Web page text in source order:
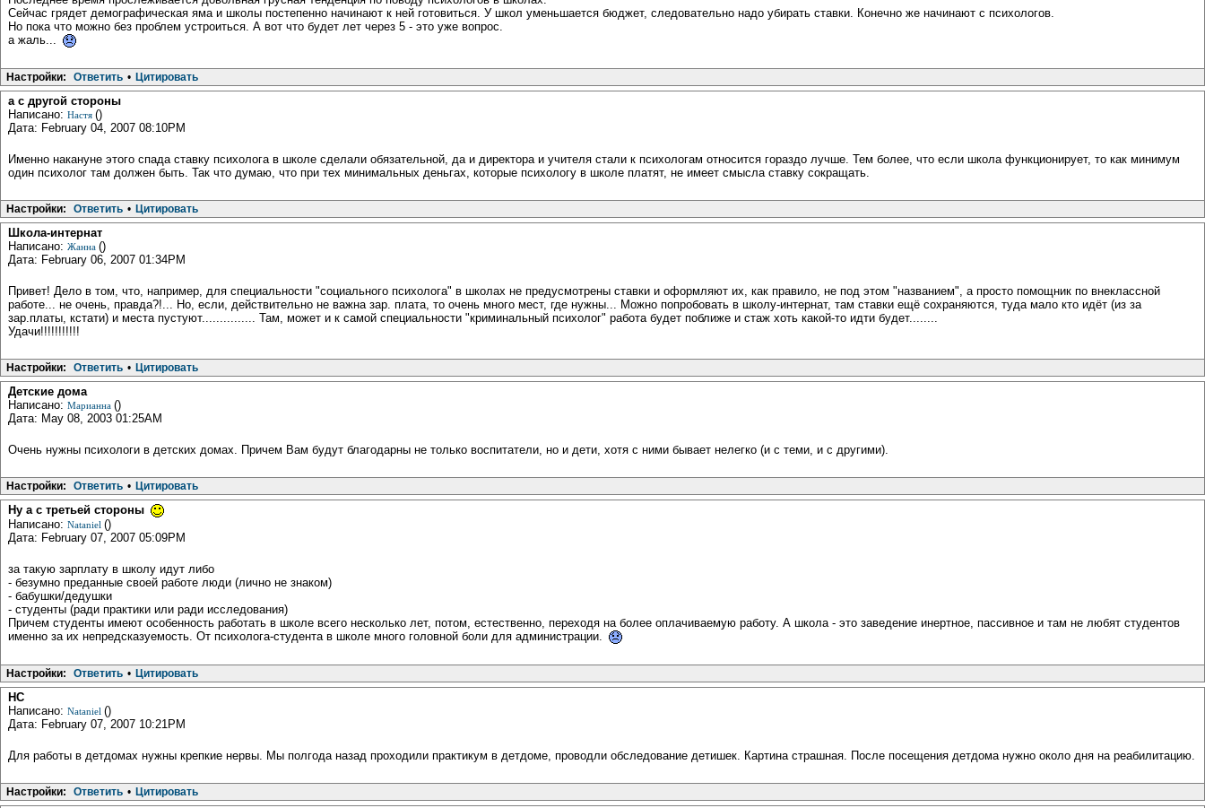
Сейчас грядет демографическая яма и школы постепенно начинают к ней готовиться. У школ уменьшается бюджет, следовательно надо убирать ставки. Конечно же начинают с психологов.
Но пока что можно без проблем устроиться. А вот что будет лет через 5 - это уже вопрос.
а жаль...
Настройки: Ответить • Цитировать
а с другой стороны
Написано: Настя ()
Дата: February 04, 2007 08:10PM
Именно накануне этого спада ставку психолога в школе сделали обязательной, да и директора и учителя стали к психологам относится гораздо лучше. Тем более, что если школа функционирует, то как минимум
один психолог там должен быть. Так что думаю, что при тех минимальных деньгах, которые психологу в школе платят, не имеет смысла ставку сокращать.
Настройки: Ответить • Цитировать
Школа-интернат
Написано: Жанна ()
Дата: February 06, 2007 01:34PM
Привет! Дело в том, что, например, для специальности "социального психолога" в школах не предусмотрены ставки и оформляют их, как правило, не под этом "названием", а просто помощник по внеклассной
работе... не очень, правда?!... Но, если, действительно не важна зар. плата, то очень много мест, где нужны... Можно попробовать в школу-интернат, там ставки ещё сохраняются, туда мало кто идёт (из за
зар.платы, кстати) и места пустуют............... Там, может и к самой специальности "криминальный психолог" работа будет поближе и стаж хоть какой-то идти будет........
Удачи!!!!!!!!!!!
Настройки: Ответить • Цитировать
Детские дома
Написано: Марианна ()
Дата: May 08, 2003 01:25AM
Очень нужны психологи в детских домах. Причем Вам будут благодарны не только воспитатели, но и дети, хотя с ними бывает нелегко (и с теми, и с другими).
Настройки: Ответить • Цитировать
Ну а с третьей стороны
Написано: Nataniel ()
Дата: February 07, 2007 05:09PM
за такую зарплату в школу идут либо
- безумно преданные своей работе люди (лично не знаком)
- бабушки/дедушки
- студенты (ради практики или ради исследования)
Причем студенты имеют особенность работать в школе всего несколько лет, потом, естественно, переходя на более оплачиваемую работу. А школа - это заведение инертное, пассивное и там не любят студентов
именно за их непредсказуемость. От психолога-студента в школе много головной боли для администрации.
Настройки: Ответить • Цитировать
НС
Написано: Nataniel ()
Дата: February 07, 2007 10:21PM
Для работы в детдомах нужны крепкие нервы. Мы полгода назад проходили практикум в детдоме, проводли обследование детишек. Картина страшная. После посещения детдома нужно около дня на реабилитацию.
Настройки: Ответить • Цитировать